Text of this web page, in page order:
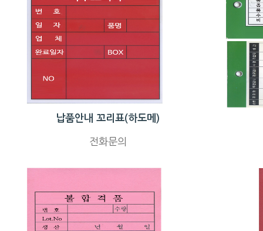
납품안내 꼬리표(하도메)
전화문의